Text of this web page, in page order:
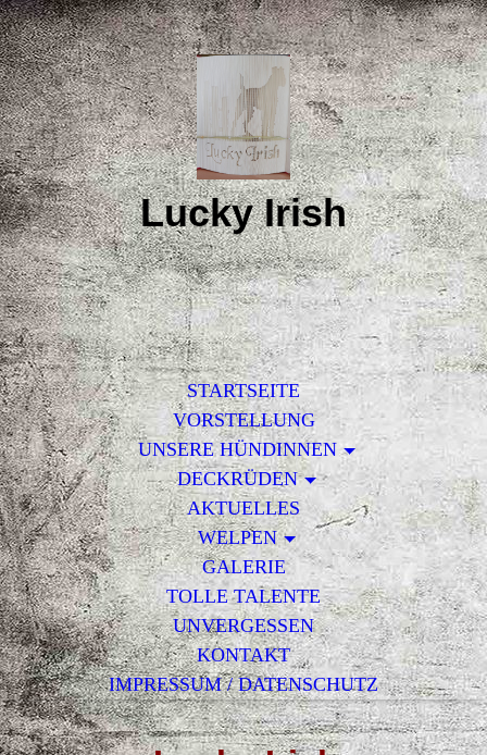
Lucky Irish
STARTSEITE
VORSTELLUNG
UNSERE HÜNDINNEN
DECKRÜDEN
AKTUELLES
WELPEN
GALERIE
TOLLE TALENTE
UNVERGESSEN
KONTAKT
IMPRESSUM / DATENSCHUTZ